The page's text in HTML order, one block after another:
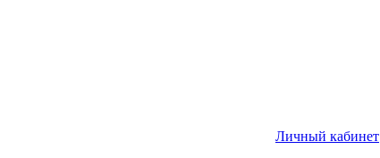
Личный кабинет